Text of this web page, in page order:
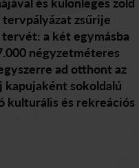
zsűrije
a két egymásba
négyzetméteres
ad otthont az
kapujaként sokoldalú
kulturális és rekreációs